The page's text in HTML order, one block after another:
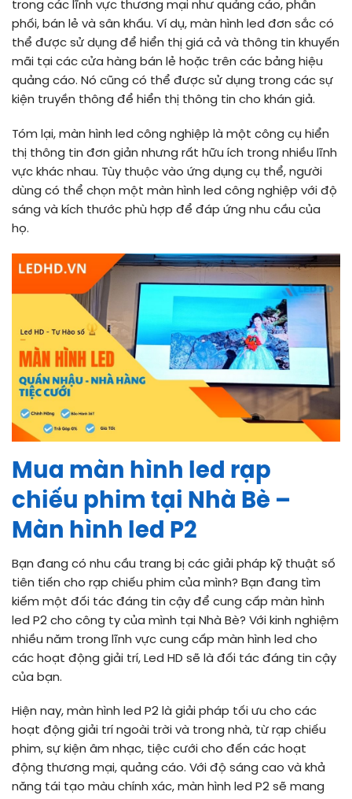
trong các lĩnh vực thương mại như quảng cáo, phân
phối, bán lẻ và sân khấu. Ví dụ, màn hình led đơn sắc có
thể được sử dụng để hiển thị giá cả và thông tin khuyến
mãi tại các cửa hàng bán lẻ hoặc trên các bảng hiệu
quảng cáo. Nó cũng có thể được sử dụng trong các sự
kiện truyền thông để hiển thị thông tin cho khán giả.
Tóm lại, màn hình led công nghiệp là một công cụ hiển
thị thông tin đơn giản nhưng rất hữu ích trong nhiều lĩnh
vực khác nhau. Tùy thuộc vào ứng dụng cụ thể, người
dùng có thể chọn một màn hình led công nghiệp với độ
sáng và kích thước phù hợp để đáp ứng nhu cầu của
họ.
Mua màn hình led rạp
chiếu phim tại Nhà Bè –
Màn hình led P2
Bạn đang có nhu cầu trang bị các giải pháp kỹ thuật số
tiên tiến cho rạp chiếu phim của mình? Bạn đang tìm
kiếm một đối tác đáng tin cậy để cung cấp màn hình
led P2 cho công ty của mình tại Nhà Bè? Với kinh nghiệm
nhiều năm trong lĩnh vực cung cấp màn hình led cho
các hoạt động giải trí, Led HD sẽ là đối tác đáng tin cậy
của bạn.
Hiện nay, màn hình led P2 là giải pháp tối ưu cho các
hoạt động giải trí ngoài trời và trong nhà, từ rạp chiếu
phim, sự kiện âm nhạc, tiệc cưới cho đến các hoạt
động thương mại, quảng cáo. Với độ sáng cao và khả
năng tái tạo màu chính xác, màn hình led P2 sẽ mang